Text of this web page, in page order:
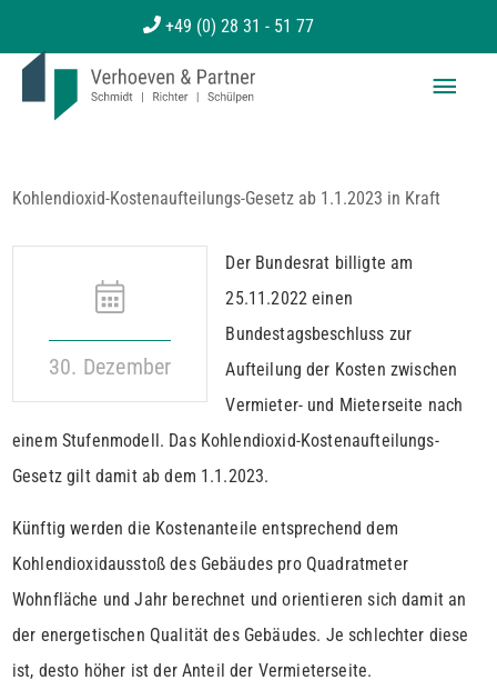
Inhalt
+49 (0) 28 31 - 51 77
Kohlendioxid-Kostenaufteilungs-Gesetz ab 1.1.2023 in Kraft
30. Dezember
Der Bundesrat billigte am
25.11.2022 einen
Bundestagsbeschluss zur
Aufteilung der Kosten zwischen
Vermieter- und Mieterseite nach
einem Stufenmodell. Das Kohlendioxid-Kostenaufteilungs-
Gesetz gilt damit ab dem 1.1.2023.
Künftig werden die Kostenanteile entsprechend dem
Kohlendioxidausstoß des Gebäudes pro Quadratmeter
Wohnfläche und Jahr berechnet und orientieren sich damit an
der energetischen Qualität des Gebäudes. Je schlechter diese
ist, desto höher ist der Anteil der Vermieterseite.